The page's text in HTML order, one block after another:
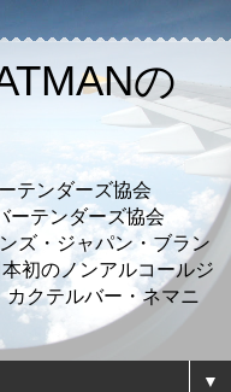
の
テンダーズ協会
ーテンダーズ協会
ズ・ジャパン・ブラン
初のノンアルコールジ
クテルバー・ネマニ
▼